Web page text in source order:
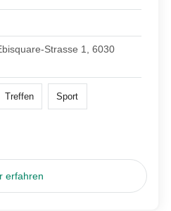
Strasse 1, 6030
Treffen Sport
erfahren